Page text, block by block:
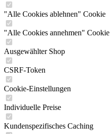
"Alle Cookies ablehnen" Cookie
"Alle Cookies annehmen" Cookie
Ausgewählter Shop
CSRF-Token
Cookie-Einstellungen
Individuelle Preise
Kundenspezifisches Caching